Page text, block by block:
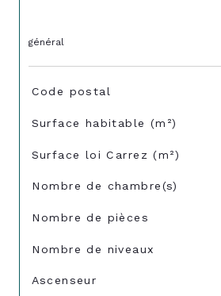
général
TRAD_SIROCCO_Caracteristique
Code postal
Surface habitable (m²)
Surface loi Carrez (m²)
Nombre de chambre(s)
Nombre de pièces
Nombre de niveaux
Ascenseur